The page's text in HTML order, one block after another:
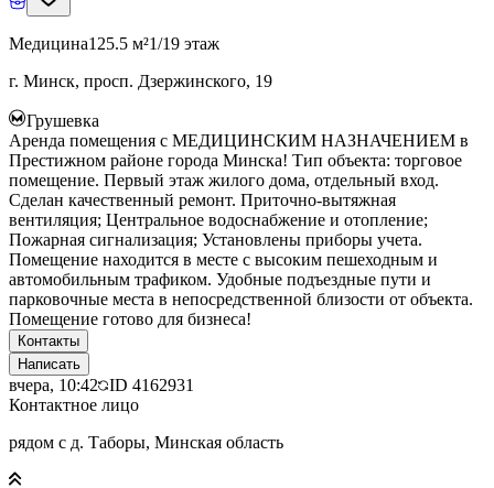
Медицина125.5 м²1/19 этаж
г. Минск, просп. Дзержинского, 19
Грушевка
Аренда помещения с МЕДИЦИНСКИМ НАЗНАЧЕНИЕМ в
Престижном районе города Минска! Тип объекта: торговое
помещение. Первый этаж жилого дома, отдельный вход.
Сделан качественный ремонт. Приточно-вытяжная
вентиляция; Центральное водоснабжение и отопление;
Пожарная сигнализация; Установлены приборы учета.
Помещение находится в месте с высоким пешеходным и
автомобильным трафиком. Удобные подъездные пути и
парковочные места в непосредственной близости от объекта.
Помещение готово для бизнеса!
Контакты
Написать
вчера, 10:42 ID 4162931
Контактное лицо
рядом с д. Таборы, Минская область